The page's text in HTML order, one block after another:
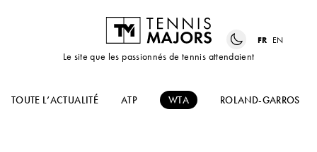
Le site que les passionnés de tennis attendaient
FR EN
TOUTE L’ACTUALITÉ ATP WTA ROLAND-GARROS